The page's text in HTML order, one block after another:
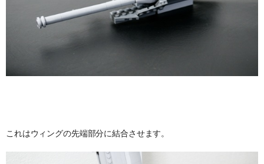
これはウィングの先端部分に結合させます。